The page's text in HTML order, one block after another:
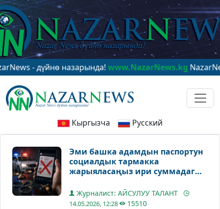
- дүйнө назарында!www.NazarNews.kgNazarNews - в
Кыргызча Русский
Эми башка адамдын паспортун
социалдык тармакка
жарыяласаңыз ири суммадагы
Журналист: АЙСУЛУУ ТАЛАНТ
14.05.2026, 12:28 15510